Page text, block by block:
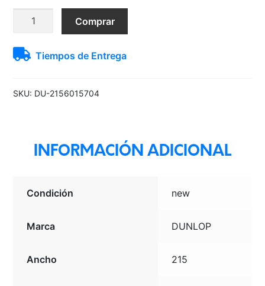
215/60R15
Dunlop
BLK
Comprar
Tiempos de Entrega
SKU: DU-2156015704
INFORMACIÓN ADICIONAL
Condición new
Marca DUNLOP
Ancho 215